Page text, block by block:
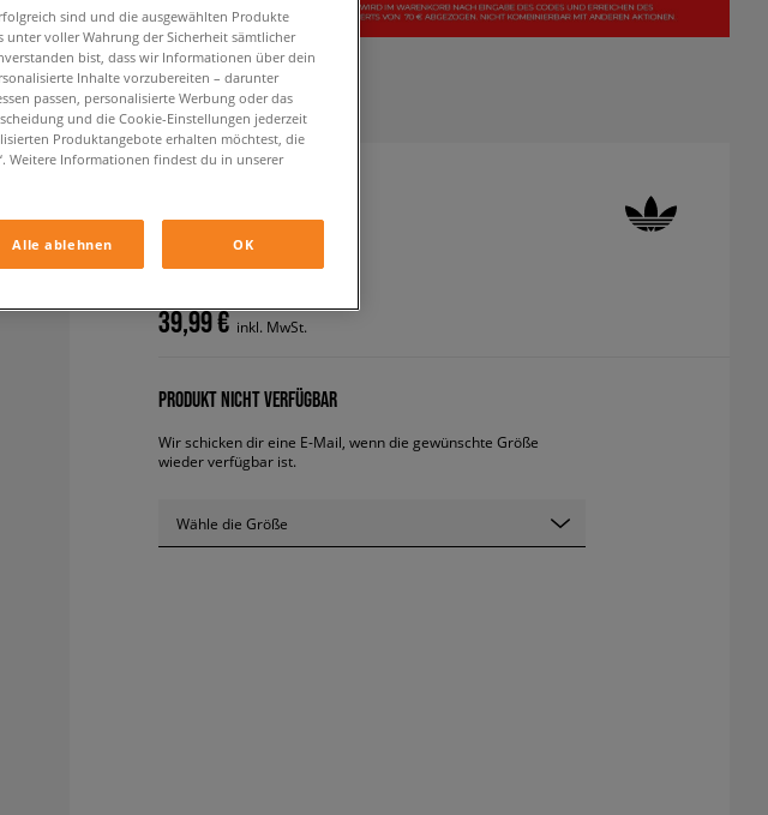
kinder, sneaker
39,99 € inkl. MwSt.
PRODUKT NICHT VERFÜGBAR
Wir schicken dir eine E-Mail, wenn die gewünschte Größe
wieder verfügbar ist.
Wähle die Größe
sind und die ausgewählten Produkte
voller Wahrung der Sicherheit sämtlicher
bist, dass wir Informationen über dein
Inhalte vorzubereiten – darunter
passen, personalisierte Werbung oder das
und die Cookie-Einstellungen jederzeit
Produktangebote erhalten möchtest, die
Weitere Informationen findest du in unserer
Alle ablehnen OK